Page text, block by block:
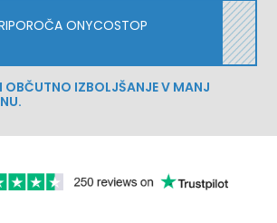
ONYCOSTOP
IZBOLJŠANJE V MANJ